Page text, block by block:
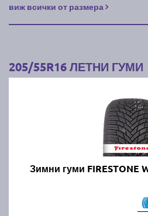
виж всички от размера
205/55R16 ЛЕТНИ ГУМИ
Зимни гуми FIRESTONE